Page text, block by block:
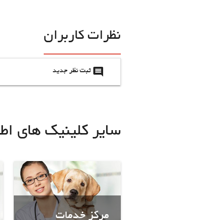
نظرات کاربران
insert_comment ثبت نظر جدید
سایر کلینیک های
مرکز خدمات